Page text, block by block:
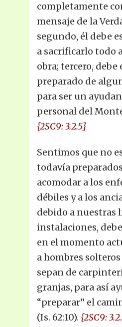
completamente
mensaje de la
segundo, él debe
a sacrificarlo todo
obra; tercero, debe
preparado de
para ser un
personal del
{2SC9: 3.2.5}
Sentimos que no
todavía
acomodar a los
débiles y a los
debido a nuestras
instalaciones,
en el momento
a hombres
sepan de
granjas, para así
“preparar” el
(Is. 62:10). {2SC9: